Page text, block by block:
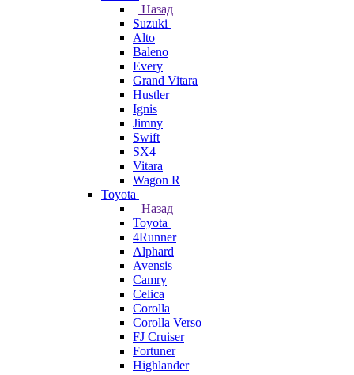
Назад
Suzuki
Alto
Baleno
Every
Grand Vitara
Hustler
Ignis
Jimny
Swift
SX4
Vitara
Wagon R
Toyota
Назад
Toyota
4Runner
Alphard
Avensis
Camry
Celica
Corolla
Corolla Verso
FJ Cruiser
Fortuner
Highlander